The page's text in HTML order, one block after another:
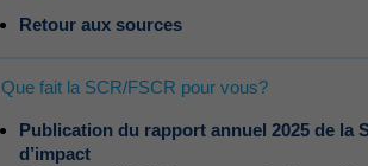
Retour aux sources
Que fait la SCR/FSCR pour vous?
Publication du rapport annuel 2025 de la
d’impact